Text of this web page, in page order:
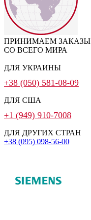
ПРИНИМАЕМ ЗАКАЗЫ
СО ВСЕГО МИРА
ДЛЯ УКРАИНЫ
+38 (050) 581-08-09
ДЛЯ США
+1 (949) 910-7008
ДЛЯ ДРУГИХ СТРАН
+38 (095) 098-56-00